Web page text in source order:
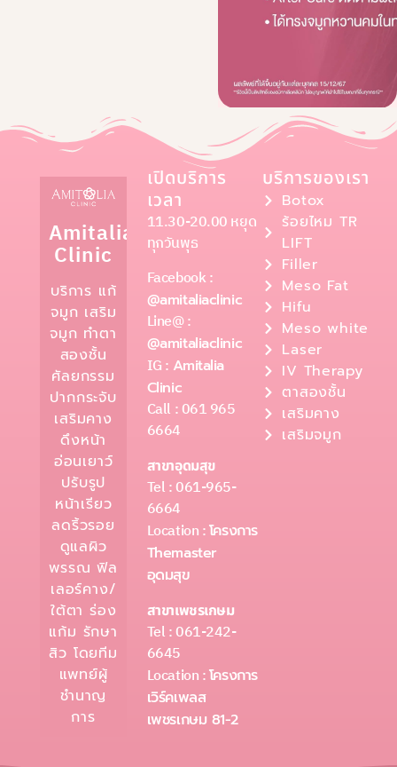
Amitalia
Clinic
บริการ แก้
จมูก เสริม
จมูก ทำตา
สองชั้น
ศัลยกรรม
ปากกระจับ
เสริมคาง
ดึงหน้า
อ่อนเยาว์
ปรับรูป
หน้าเรียว
ลดริ้วรอย
ดูแลผิว
พรรณ ฟิล
เลอร์คาง/
ใต้ตา ร่อง
แก้ม รักษา
สิว โดยทีม
แพทย์ผู้
ชำนาญ
การ
เปิดบริการ
เวลา
11.30-20.00 หยุด
ทุกวันพุธ
Facebook :
@amitaliaclinic
Line@ :
@amitaliaclinic
IG : Amitalia
Clinic
Call : 061 965
6664
สาขาอุดมสุข
Tel : 061-965-
6664
Location :โครงการ
Themaster
อุดมสุข
สาขาเพชรเกษม
Tel : 061-242-
6645
Location :โครงการ
เวิร์คเพลส
เพชรเกษม 81-2
บริการของเรา
Botox
ร้อยไหม TR
LIFT
Filler
Meso Fat
Hifu
Meso white
Laser
IV Therapy
ตาสองชั้น
เสริมคาง
เสริมจมูก